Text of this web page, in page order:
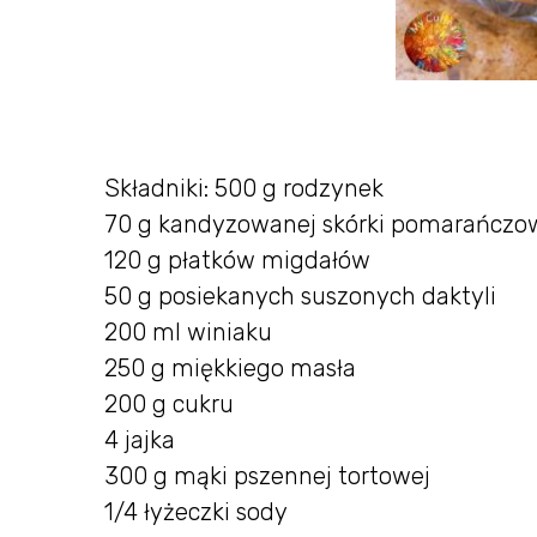
Składniki: 500 g rodzynek
70 g kandyzowanej skórki
120 g płatków migdałów
50 g posiekanych suszonych daktyli
200 ml winiaku
250 g miękkiego masła
200 g cukru
4 jajka
300 g mąki pszennej tortowej
1/4 łyżeczki sody